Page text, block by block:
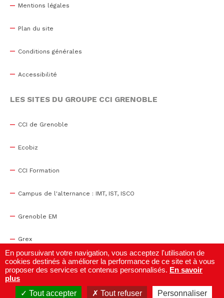
Mentions légales
Plan du site
Conditions générales
Accessibilité
LES SITES DU GROUPE CCI GRENOBLE
CCI de Grenoble
Ecobiz
CCI Formation
Campus de l'alternance : IMT, IST, ISCO
Grenoble EM
Grex
WTC Grenoble
Centre de congrès
En poursuivant votre navigation, vous acceptez l'utilisation de
cookies destinés à améliorer la performance de ce site et à vous
proposer des services et contenus personnalisés. En savoir
plus
Tout accepter
Tout refuser Personnaliser